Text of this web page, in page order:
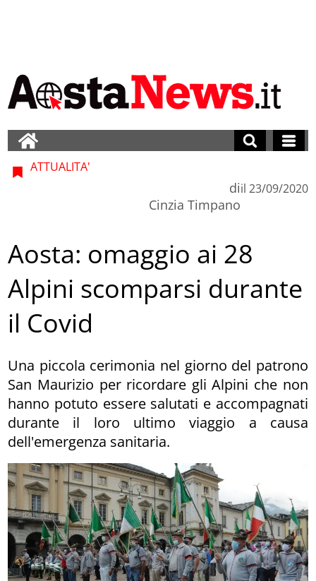
ATTUALITA'
di
Cinzia Timpano
il 23/09/2020
Aosta: omaggio ai 28
Alpini scomparsi durante
il Covid
Una piccola cerimonia nel giorno del patrono
San Maurizio per ricordare gli Alpini che non
hanno potuto essere salutati e accompagnati
durante il loro ultimo viaggio a causa
dell'emergenza sanitaria.